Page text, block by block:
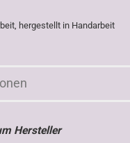
hergestellt in Handarbeit